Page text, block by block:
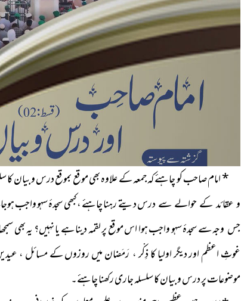
*امام صاحب کو چاہئے کہ جمعہ کے علاوہ بھی موقع بموقع درس و بیان
و عقائد کے حوالے سے درسدیتے رہنا چاہئے ، کبھی سجدۂ سہو واجب
جس وجہسے سجدۂ سہو واجب ہوا اس موقع پر لقمہ دینا ہے یا نہیں؟ یہ بھی
غوثِ اعظم اور دیگر اولیا کا ذِکْر ، رَمَضان میں روزوں کے مسائل ،
موضوعاتپر درس و بیان کا سلسلہ جاری رکھنا چاہئے۔